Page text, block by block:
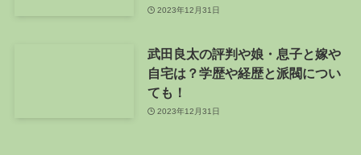
2023年12月31日
武田良太の評判や娘・息子と嫁や
自宅は？学歴や経歴と派閥につい
ても！
2023年12月31日